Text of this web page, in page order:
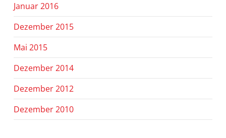
Januar 2016
Dezember 2015
Mai 2015
Dezember 2014
Dezember 2012
Dezember 2010